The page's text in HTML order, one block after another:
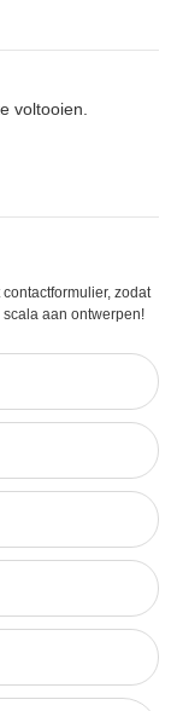
voltooien.
zodat
aan ontwerpen!